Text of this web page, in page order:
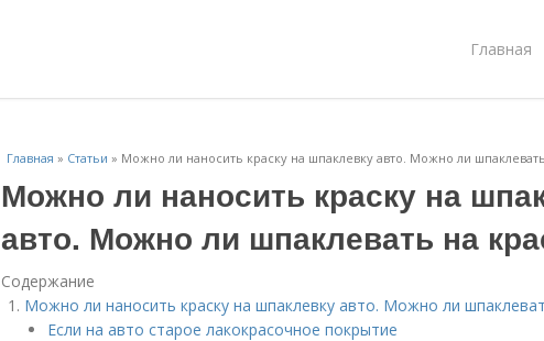
Главная
Главная » Статьи » Можно ли наносить краску на шпаклевку авто. Можно ли
Можно ли наносить краску на
авто. Можно ли шпаклевать на
Содержание
Можно ли наносить краску на шпаклевку авто. Можно ли
Если на авто старое лакокрасочное покрытие